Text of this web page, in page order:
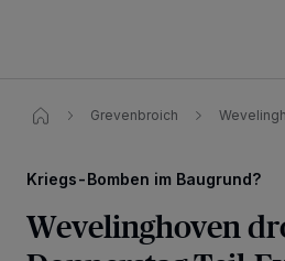
Grevenbroich
Kriegs-Bomben im Baugrund?
Wevelinghoven